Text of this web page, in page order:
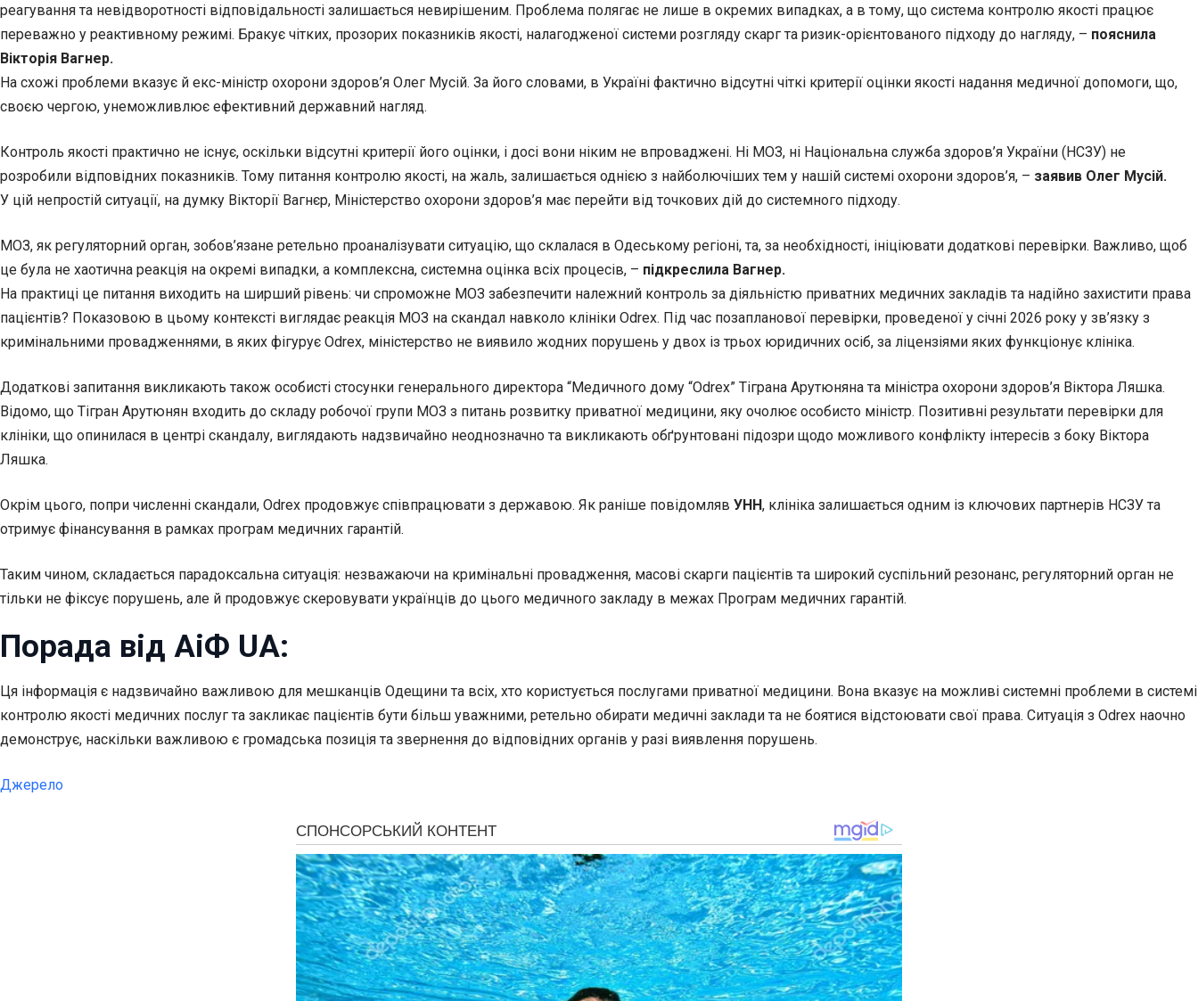
реагування та невідворотності відповідальності залишається невирішеним. Проблема полягає не лише в окремих випадках, а в тому, що система контролю якості працює
переважно у реактивному режимі. Бракує чітких, прозорих показників якості, налагодженої системи розгляду скарг та ризик-орієнтованого підходу до нагляду, – пояснила
Вікторія Вагнер.
На схожі проблеми вказує й екс-міністр охорони здоров’я Олег Мусій. За його словами, в Україні фактично відсутні чіткі критерії оцінки якості надання медичної допомоги, що,
своєю чергою, унеможливлює ефективний державний нагляд.
Контроль якості практично не існує, оскільки відсутні критерії його оцінки, і досі вони ніким не впроваджені. Ні МОЗ, ні Національна служба здоров’я України (НСЗУ) не
розробили відповідних показників. Тому питання контролю якості, на жаль, залишається однією з найболючіших тем у нашій системі охорони здоров’я, – заявив Олег Мусій.
У цій непростій ситуації, на думку Вікторії Вагнєр, Міністерство охорони здоров’я має перейти від точкових дій до системного підходу.
МОЗ, як регуляторний орган, зобов’язане ретельно проаналізувати ситуацію, що склалася в Одеському регіоні, та, за необхідності, ініціювати додаткові перевірки. Важливо, щоб
це була не хаотична реакція на окремі випадки, а комплексна, системна оцінка всіх процесів, – підкреслила Вагнер.
На практиці це питання виходить на ширший рівень: чи спроможне МОЗ забезпечити належний контроль за діяльністю приватних медичних закладів та надійно захистити права
пацієнтів? Показовою в цьому контексті виглядає реакція МОЗ на скандал навколо клініки Odrex. Під час позапланової перевірки, проведеної у січні 2026 року у зв’язку з
кримінальними провадженнями, в яких фігурує Odrex, міністерство не виявило жодних порушень у двох із трьох юридичних осіб, за ліцензіями яких функціонує клініка.
Додаткові запитання викликають також особисті стосунки генерального директора “Медичного дому “Odrex” Тіграна Арутюняна та міністра охорони здоров’я Віктора Ляшка.
Відомо, що Тігран Арутюнян входить до складу робочої групи МОЗ з питань розвитку приватної медицини, яку очолює особисто міністр. Позитивні результати перевірки для
клініки, що опинилася в центрі скандалу, виглядають надзвичайно неоднозначно та викликають обґрунтовані підозри щодо можливого конфлікту інтересів з боку Віктора
Ляшка.
Окрім цього, попри численні скандали, Odrex продовжує співпрацювати з державою. Як раніше повідомляв УНН, клініка залишається одним із ключових партнерів НСЗУ та
отримує фінансування в рамках програм медичних гарантій.
Таким чином, складається парадоксальна ситуація: незважаючи на кримінальні провадження, масові скарги пацієнтів та широкий суспільний резонанс, регуляторний орган не
тільки не фіксує порушень, але й продовжує скеровувати українців до цього медичного закладу в межах Програм медичних гарантій.
Порада від АіФ UA:
Ця інформація є надзвичайно важливою для мешканців Одещини та всіх, хто користується послугами приватної медицини. Вона вказує на можливі системні проблеми в системі
контролю якості медичних послуг та закликає пацієнтів бути більш уважними, ретельно обирати медичні заклади та не боятися відстоювати свої права. Ситуація з Odrex наочно
демонструє, наскільки важливою є громадська позиція та звернення до відповідних органів у разі виявлення порушень.
Джерело